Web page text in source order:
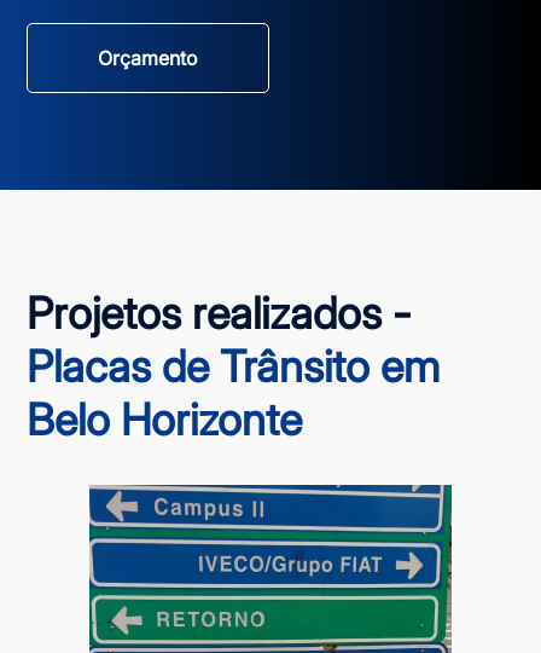
Orçamento
Projetos realizados -
Placas de Trânsito em
Belo Horizonte